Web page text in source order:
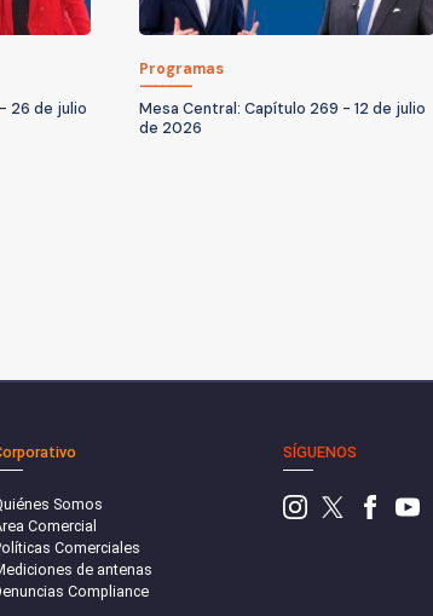
26 de julio
Programas
Mesa Central: Capítulo 269 - 12 de julio
de 2026
Somos
Comercial
Comerciales
de antenas
Compliance
SÍGUENOS